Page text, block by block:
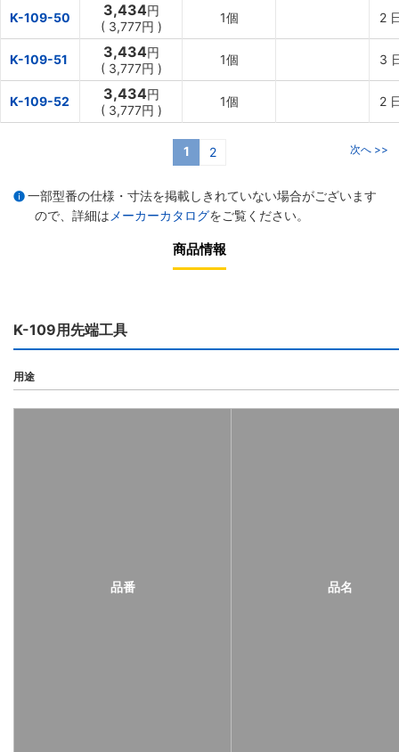
K-109-50 3,434円
( 3,777円 )
1個 2
K-109-51 3,434円
( 3,777円 )
1個 3
K-109-52 3,434円
( 3,777円 )
1個 2
1 2 次へ >>
一部型番の仕様・寸法を掲載しきれていない場合がございます
ので、詳細は メーカーカタログをご覧ください。
商品情報
K-109用先端工具
用途
品番 品名